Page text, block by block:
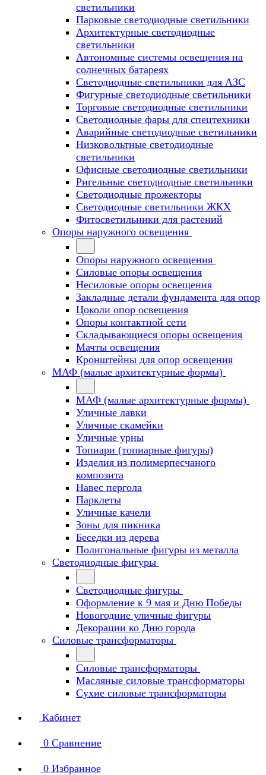
светильники
Парковые светодиодные светильники
Архитектурные светодиодные
светильники
Автономные системы освещения на
солнечных батареях
Светодиодные светильники для АЗС
Фигурные светодиодные светильники
Торговые светодиодные светильники
Cветодиодные фары для спецтехники
Аварийные светодиодные светильники
Низковольтные светодиодные
светильники
Офисные светодиодные светильники
Ригельные светодиодные светильники
Светодиодные прожекторы
Светодиодные светильники ЖКХ
Фитосветильники для растений
Опоры наружного освещения
Опоры наружного освещения
Силовые опоры освещения
Несиловые опоры освещения
Закладные детали фундамента для опор
Цоколи опор освещения
Опоры контактной сети
Cкладывающиеся опоры освещения
Мачты освещения
Кронштейны для опор освещения
МАФ (малые архитектурные формы)
МАФ (малые архитектурные формы)
Уличные лавки
Уличные скамейки
Уличные урны
Топиари (топиарные фигуры)
Изделия из полимерпесчаного
композита
Навес пергола
Парклеты
Уличные качели
Зоны для пикника
Беседки из дерева
Полигональные фигуры из металла
Светодиодные фигуры
Светодиодные фигуры
Оформление к 9 мая и Дню Победы
Новогодние уличные фигуры
Декорации ко Дню города
Силовые трансформаторы
Силовые трансформаторы
Масляные силовые трансформаторы
Сухие силовые трансформаторы
Кабинет
0 Сравнение
0 Избранное